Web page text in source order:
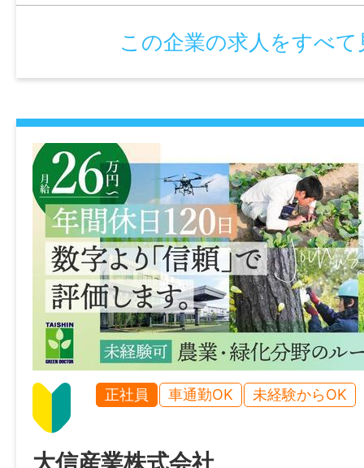
通信手当あり(携帯手当：5,000円／月 ※会
その他手当あり(休日手当 ※会社カレンダー
出勤は手当あり)
加入保険等
社会保険完備（雇用・健康・労災・厚生）
マイカー通勤
可
時間外
月平均：10時間
特記事項
・受動喫煙防止対策：敷地内禁煙（屋外に
この企業の求人をすべて
正社員 車通勤OK 未経験からOK